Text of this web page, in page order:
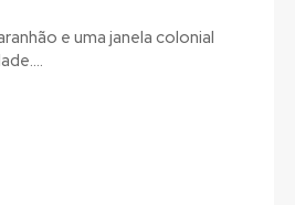
e uma janela colonial